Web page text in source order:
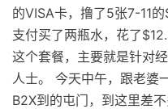
的VISA卡，撸了5张7-11
支付买了两瓶水，花了
这个套餐，主要就是针对
人士。 今天中午，跟老婆
B2X到的屯门，到这里差